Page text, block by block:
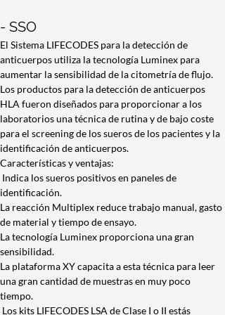
- SSO
El Sistema LIFECODES para la detección de
anticuerpos utiliza la tecnología Luminex para
aumentar la sensibilidad de la citometría de flujo.
Los productos para la detección de anticuerpos
HLA fueron diseñados para proporcionar a los
laboratorios una técnica de rutina y de bajo coste
para el screening de los sueros de los pacientes y la
identificación de anticuerpos.
Características y ventajas:
Indica los sueros positivos en paneles de
identificación.
La reacción Multiplex reduce trabajo manual, gasto
de material y tiempo de ensayo.
La tecnología Luminex proporciona una gran
sensibilidad.
La plataforma XY capacita a esta técnica para leer
una gran cantidad de muestras en muy poco
tiempo.
Los kits LIFECODES LSA de Clase I o II estás